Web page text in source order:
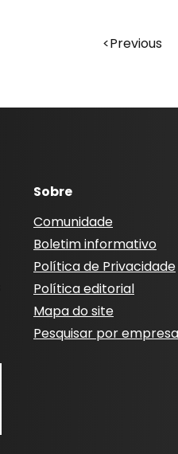
<Previous
Sobre
Comunidade
Boletim informativo
Política de Privacidade
Política editorial
Mapa do site
Pesquisar por empresa